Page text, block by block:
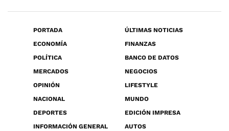
PORTADA
ÚLTIMAS NOTICIAS
ECONOMÍA
FINANZAS
POLÍTICA
BANCO DE DATOS
MERCADOS
NEGOCIOS
OPINIÓN
LIFESTYLE
NACIONAL
MUNDO
DEPORTES
EDICIÓN IMPRESA
INFORMACIÓN GENERAL
AUTOS